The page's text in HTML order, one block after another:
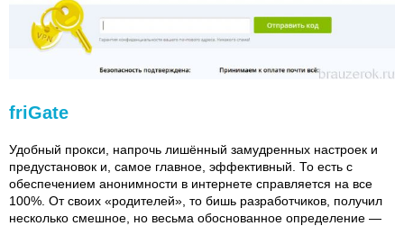
friGate
Удобный прокси, напрочь лишённый замудренных настроек и
предустановок и, самое главное, эффективный. То есть с
обеспечением анонимности в интернете справляется на все
100%. От своих «родителей», то бишь разработчиков, получил
несколько смешное, но весьма обоснованное определение —